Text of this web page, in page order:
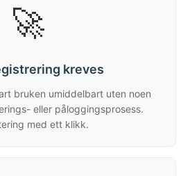
🚀
kreves
bruken umiddelbart uten noen
eller påloggingsprosess.
med ett klikk.